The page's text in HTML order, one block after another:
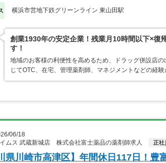
横浜市営地下鉄グリーンライン 東山田駅
創業1930年の安定企業！残業月10時間以下×復
す！
地域のお客様の利便性を高めるため、ドラッグ併設店
じてOTC、在宅、管理薬剤師、マネジメントなどの経
06/18
イムス 武蔵新城店 株式会社富士薬品の薬剤師求人
正社
県川崎市高津区】年間休日117日！